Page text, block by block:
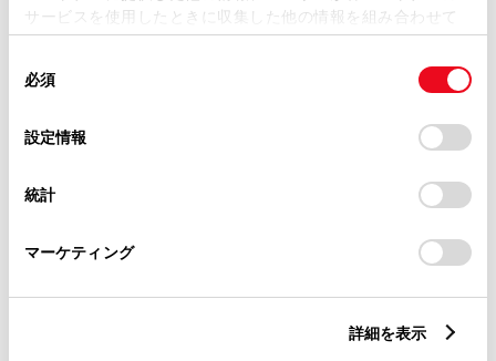
サービスを使用したときに収集した他の情報を組み合わせて
使用することがあります。当ウェブサイトの使用を続行する
デバイスにすべてのCookie(クッキー)が保存されることに同
意したことになります。Cookie(クッキー)のオプトアウト、
設定の変更、同意を撤回したりするにあたっては、当社の
「Cookie（クッキー）情報の取り扱いについて
」をご覧くだ
必須
設定情報
統計
マーケティング
詳細を表示
新車 中古車 サービス 軽自動車